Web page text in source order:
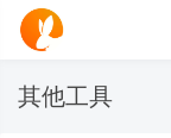
其他工具